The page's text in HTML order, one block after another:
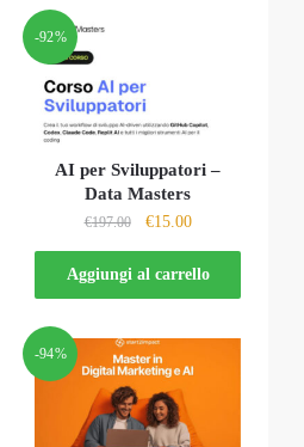
-92%
AI per Sviluppatori –
Data Masters
€197.00
Il
originale
era:
€15.00Il
attuale
è:
Aggiungi al carrello
-94%